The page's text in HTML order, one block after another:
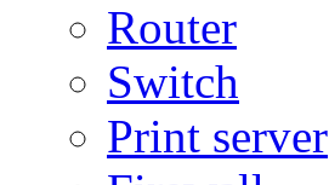
Router
Switch
Print server